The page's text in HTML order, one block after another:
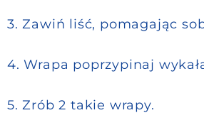
3. Zawiń liść, pomagając
4. Wrapa poprzypinaj
5. Zrób 2 takie wrapy.